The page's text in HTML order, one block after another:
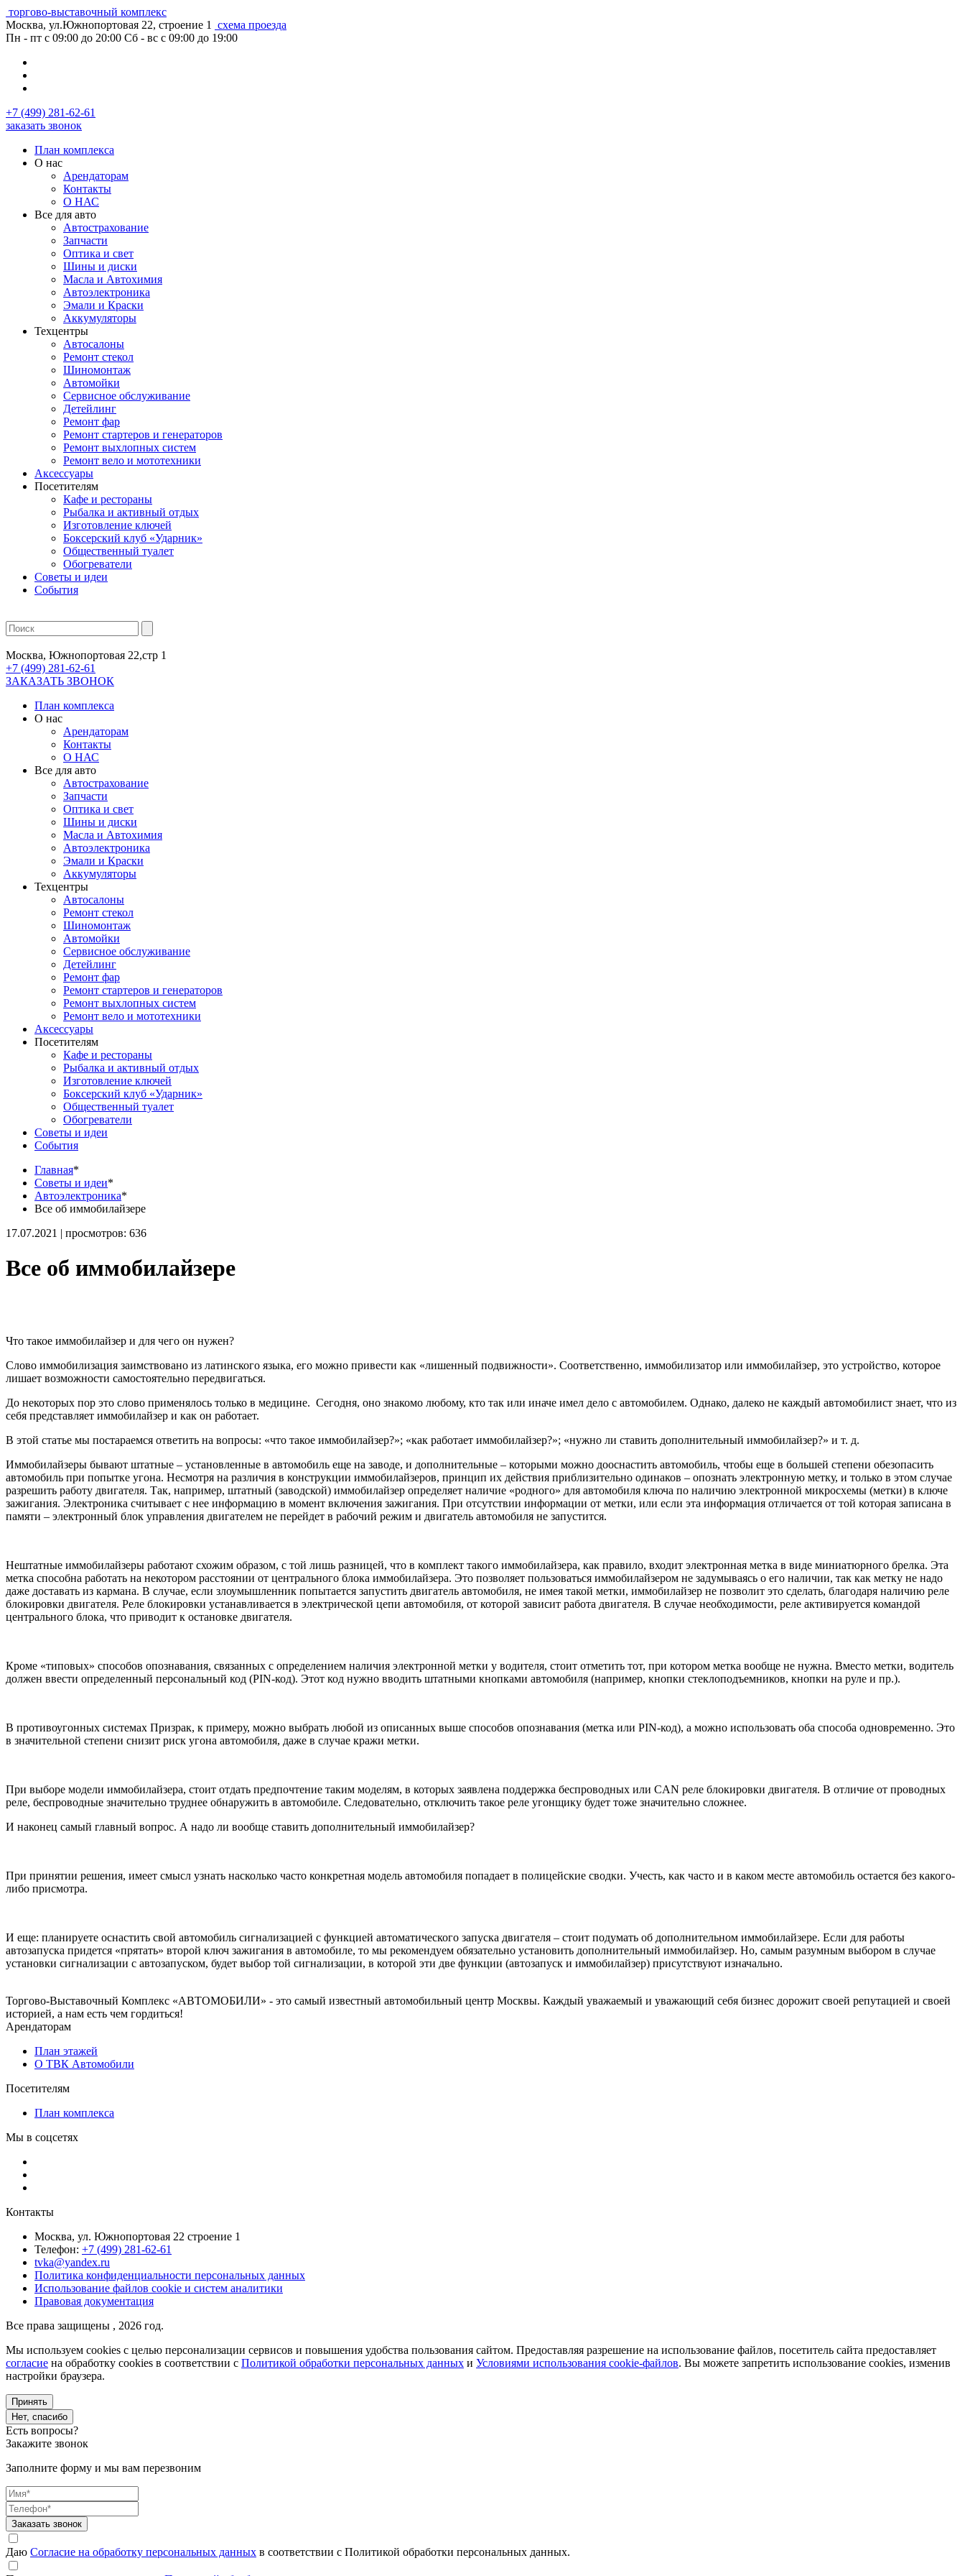
торгово-выставочный комплекс
Москва, ул.Южнопортовая 22, строение 1
схема проезда
Пн - пт с 09:00 до 20:00 Сб - вс с 09:00 до 19:00
+7 (499) 281-62-61
заказать звонок
План комплекса
О нас
Арендаторам
Контакты
О НАС
Все для авто
Автострахование
Запчасти
Оптика и свет
Шины и диски
Масла и Автохимия
Автоэлектроника
Эмали и Краски
Аккумуляторы
Техцентры
Автосалоны
Ремонт стекол
Шиномонтаж
Автомойки
Сервисное обслуживание
Детейлинг
Ремонт фар
Ремонт стартеров и генераторов
Ремонт выхлопных систем
Ремонт вело и мототехники
Аксессуары
Посетителям
Кафе и рестораны
Рыбалка и активный отдых
Изготовление ключей
Боксерский клуб «Ударник»
Общественный туалет
Обогреватели
Советы и идеи
События
Москва, Южнопортовая 22,стр 1
+7 (499) 281-62-61
ЗАКАЗАТЬ ЗВОНОК
План комплекса
О нас
Арендаторам
Контакты
О НАС
Все для авто
Автострахование
Запчасти
Оптика и свет
Шины и диски
Масла и Автохимия
Автоэлектроника
Эмали и Краски
Аккумуляторы
Техцентры
Автосалоны
Ремонт стекол
Шиномонтаж
Автомойки
Сервисное обслуживание
Детейлинг
Ремонт фар
Ремонт стартеров и генераторов
Ремонт выхлопных систем
Ремонт вело и мототехники
Аксессуары
Посетителям
Кафе и рестораны
Рыбалка и активный отдых
Изготовление ключей
Боксерский клуб «Ударник»
Общественный туалет
Обогреватели
Советы и идеи
События
Главная*
Советы и идеи*
Автоэлектроника*
Все об иммобилайзере
17.07.2021 | просмотров: 636
Все об иммобилайзере
Что такое иммобилайзер и для чего он нужен?
Слово иммобилизация заимствовано из латинского языка, его можно привести как «лишенный подвижности». Соответственно, иммобилизатор или иммобилайзер, это устройство, которое
лишает возможности самостоятельно передвигаться.
До некоторых пор это слово применялось только в медицине. Сегодня, оно знакомо любому, кто так или иначе имел дело с автомобилем. Однако, далеко не каждый автомобилист знает, что из
себя представляет иммобилайзер и как он работает.
В этой статье мы постараемся ответить на вопросы: «что такое иммобилайзер?»; «как работает иммобилайзер?»; «нужно ли ставить дополнительный иммобилайзер?» и т. д.
Иммобилайзеры бывают штатные – установленные в автомобиль еще на заводе, и дополнительные – которыми можно дооснастить автомобиль, чтобы еще в большей степени обезопасить
автомобиль при попытке угона. Несмотря на различия в конструкции иммобилайзеров, принцип их действия приблизительно одинаков – опознать электронную метку, и только в этом случае
разрешить работу двигателя. Так, например, штатный (заводской) иммобилайзер определяет наличие «родного» для автомобиля ключа по наличию электронной микросхемы (метки) в ключе
зажигания. Электроника считывает с нее информацию в момент включения зажигания. При отсутствии информации от метки, или если эта информация отличается от той которая записана в
памяти – электронный блок управления двигателем не перейдет в рабочий режим и двигатель автомобиля не запустится.
Нештатные иммобилайзеры работают схожим образом, с той лишь разницей, что в комплект такого иммобилайзера, как правило, входит электронная метка в виде миниатюрного брелка. Эта
метка способна работать на некотором расстоянии от центрального блока иммобилайзера. Это позволяет пользоваться иммобилайзером не задумываясь о его наличии, так как метку не надо
даже доставать из кармана. В случае, если злоумышленник попытается запустить двигатель автомобиля, не имея такой метки, иммобилайзер не позволит это сделать, благодаря наличию реле
блокировки двигателя. Реле блокировки устанавливается в электрической цепи автомобиля, от которой зависит работа двигателя. В случае необходимости, реле активируется командой
центрального блока, что приводит к остановке двигателя.
Кроме «типовых» способов опознавания, связанных с определением наличия электронной метки у водителя, стоит отметить тот, при котором метка вообще не нужна. Вместо метки, водитель
должен ввести определенный персональный код (PIN-код). Этот код нужно вводить штатными кнопками автомобиля (например, кнопки стеклоподъемников, кнопки на руле и пр.).
В противоугонных системах Призрак, к примеру, можно выбрать любой из описанных выше способов опознавания (метка или PIN-код), а можно использовать оба способа одновременно. Это
в значительной степени снизит риск угона автомобиля, даже в случае кражи метки.
При выборе модели иммобилайзера, стоит отдать предпочтение таким моделям, в которых заявлена поддержка беспроводных или CAN реле блокировки двигателя. В отличие от проводных
реле, беспроводные значительно труднее обнаружить в автомобиле. Следовательно, отключить такое реле угонщику будет тоже значительно сложнее.
И наконец самый главный вопрос. А надо ли вообще ставить дополнительный иммобилайзер?
При принятии решения, имеет смысл узнать насколько часто конкретная модель автомобиля попадает в полицейские сводки. Учесть, как часто и в каком месте автомобиль остается без какого-
либо присмотра.
И еще: планируете оснастить свой автомобиль сигнализацией с функцией автоматического запуска двигателя – стоит подумать об дополнительном иммобилайзере. Если для работы
автозапуска придется «прятать» второй ключ зажигания в автомобиле, то мы рекомендуем обязательно установить дополнительный иммобилайзер. Но, самым разумным выбором в случае
установки сигнализации с автозапуском, будет выбор той сигнализации, в которой эти две функции (автозапуск и иммобилайзер) присутствуют изначально.
Торгово-Выставочный Комплекс «АВТОМОБИЛИ» - это самый известный автомобильный центр Москвы. Каждый уважаемый и уважающий себя бизнес дорожит своей репутацией и своей
историей, а нам есть чем гордиться!
Арендаторам
План этажей
О ТВК Автомобили
Посетителям
План комплекса
Мы в соцсетях
Контакты
Москва, ул. Южнопортовая 22 строение 1
Телефон: +7 (499) 281-62-61
tvka@yandex.ru
Политика конфиденциальности персональных данных
Использование файлов cookie и систем аналитики
Правовая документация
Все права защищены , 2026 год.
Мы используем cookies с целью персонализации сервисов и повышения удобства пользования сайтом. Предоставляя разрешение на использование файлов, посетитель сайта предоставляет
согласие на обработку cookies в соответствии с Политикой обработки персональных данных и Условиями использования cookie-файлов. Вы можете запретить использование cookies, изменив
настройки браузера.
Принять
Нет, спасибо
Есть вопросы?
Закажите звонок
Заполните форму и мы вам перезвоним
Заказать звонок
Даю Согласие на обработку персональных данных в соответствии с Политикой обработки персональных данных.